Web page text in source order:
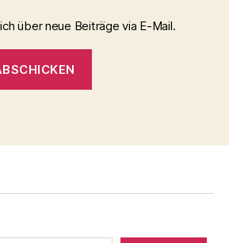
über neue Beiträge via E-Mail.